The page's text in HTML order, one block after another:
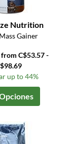
Nutrition
Gainer
C$53.57 -
up to 44%